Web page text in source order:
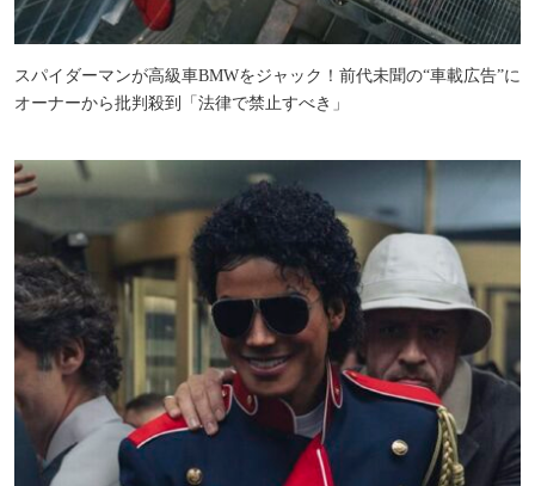
スパイダーマンが高級車BMWをジャック！前代未聞の“車載広告”に
オーナーから批判殺到「法律で禁止すべき」